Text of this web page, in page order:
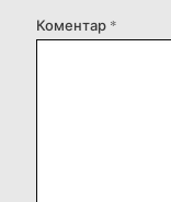
Коментар *